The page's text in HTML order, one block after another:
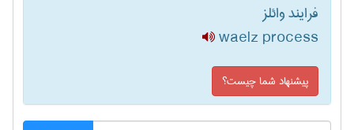
فرایند وائلز
waelz process
پیشنهاد شما چیست؟